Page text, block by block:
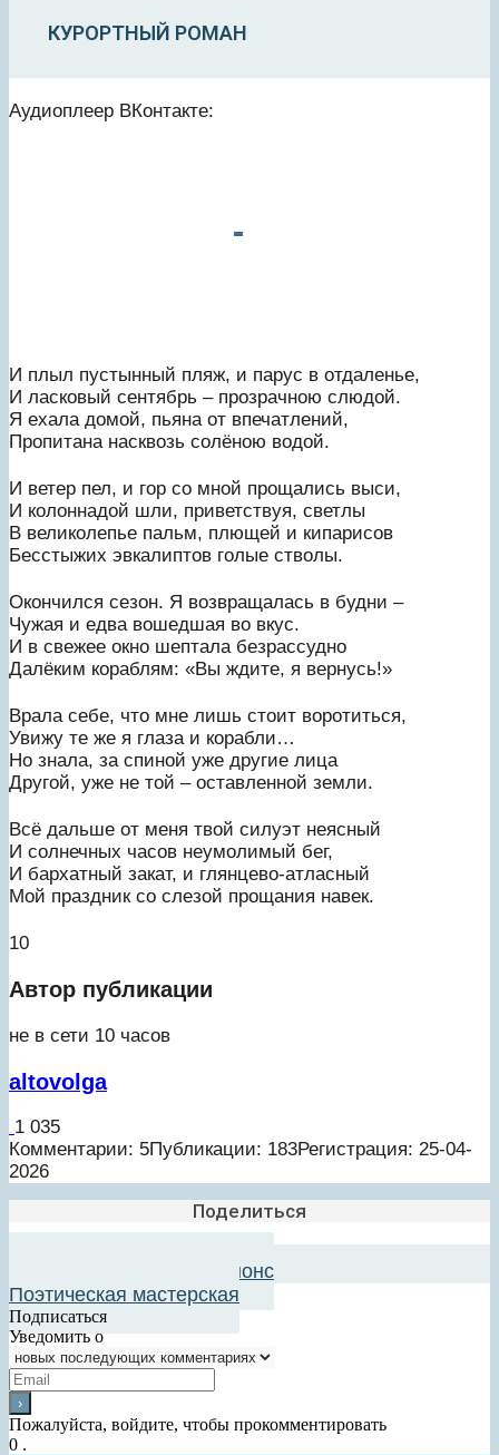
КУРОРТНЫЙ РОМАН
Аудиоплеер ВКонтакте:
И плыл пустынный пляж, и парус в отдаленье,
И ласковый сентябрь – прозрачною слюдой.
Я ехала домой, пьяна от впечатлений,
Пропитана насквозь солёною водой.
И ветер пел, и гор со мной прощались выси,
И колоннадой шли, приветствуя, светлы
В великолепье пальм, плющей и кипарисов
Бесстыжих эвкалиптов голые стволы.
Окончился сезон. Я возвращалась в будни –
Чужая и едва вошедшая во вкус.
И в свежее окно шептала безрассудно
Далёким кораблям: «Вы ждите, я вернусь!»
Врала себе, что мне лишь стоит воротиться,
Увижу те же я глаза и корабли…
Но знала, за спиной уже другие лица
Другой, уже не той – оставленной земли.
Всё дальше от меня твой силуэт неясный
И солнечных часов неумолимый бег,
И бархатный закат, и глянцево-атласный
Мой праздник со слезой прощания навек.
10
Автор публикации
не в сети 10 часов
altovolga
1 035
Комментарии: 5Публикации: 183Регистрация: 25-04-
2026
Поделиться
Добавить в авторский анонс
Поэтическая мастерская
Подписаться
Уведомить о
Пожалуйста, войдите, чтобы прокомментировать
0 .